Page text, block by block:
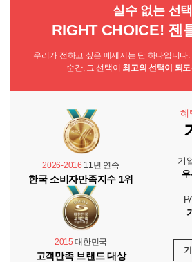
실수 없는 선
RIGHT CHOICE! 젠
우리가 전하고 싶은 메세지는 단 하나입니다
순간, 그 선택이 최고의 선택이 되
2026-2016 11년 연속
한국 소비자만족지수 1위
2015 대한민국
고객만족 브랜드 대상
혜
기